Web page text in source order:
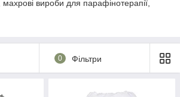
вироби для парафінотерапії,
0 Фільтри